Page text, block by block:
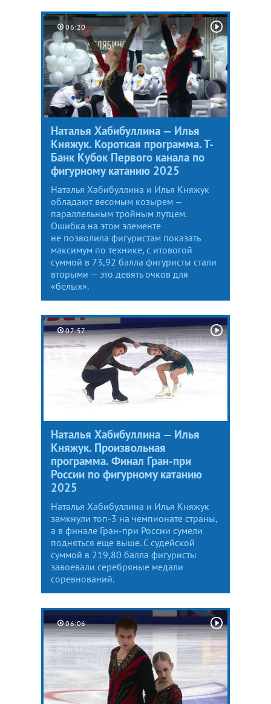
06:20
Наталья Хабибуллина — Илья
Княжук. Короткая программа. Т-
Банк Кубок Первого канала по
фигурному катанию 2025
Наталья Хабибуллина и Илья Княжук
обладают весомым козырем —
параллельным тройным лутцем.
Ошибка на этом элементе
не позволила фигуристам показать
максимум по технике, с итовогой
суммой в 73,92 балла фигуристы стали
вторыми — это девять очков для
«белых».
07:57
Наталья Хабибуллина — Илья
Княжук. Произвольная
программа. Финал Гран-при
России по фигурному катанию
2025
Наталья Хабибуллина и Илья Княжук
замкнули топ-3 на чемпионате страны,
а в финале Гран-при России сумели
подняться еще выше. С судейской
суммой в 219,80 балла фигуристы
завоевали серебряные медали
соревнований.
06:06